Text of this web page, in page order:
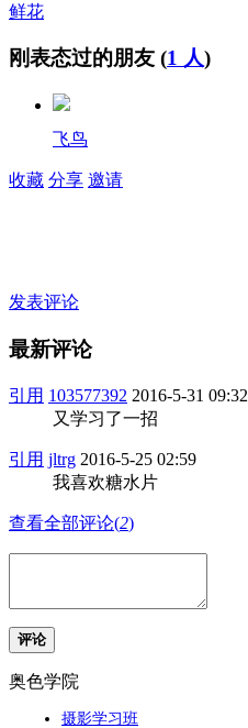
鲜花
刚表态过的朋友 (1 人)
飞鸟
收藏 分享 邀请
发表评论
最新评论
引用 103577392 2016-5-31 09:32
又学习了一招
引用 jltrg 2016-5-25 02:59
我喜欢糖水片
查看全部评论(2)
评论
奥色学院
摄影学习班